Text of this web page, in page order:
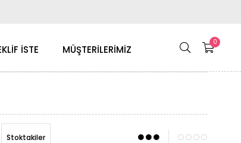
0
İSTE MÜŞTERİLERİMİZ
Stoktakiler